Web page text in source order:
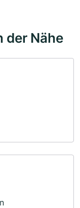
der Nähe